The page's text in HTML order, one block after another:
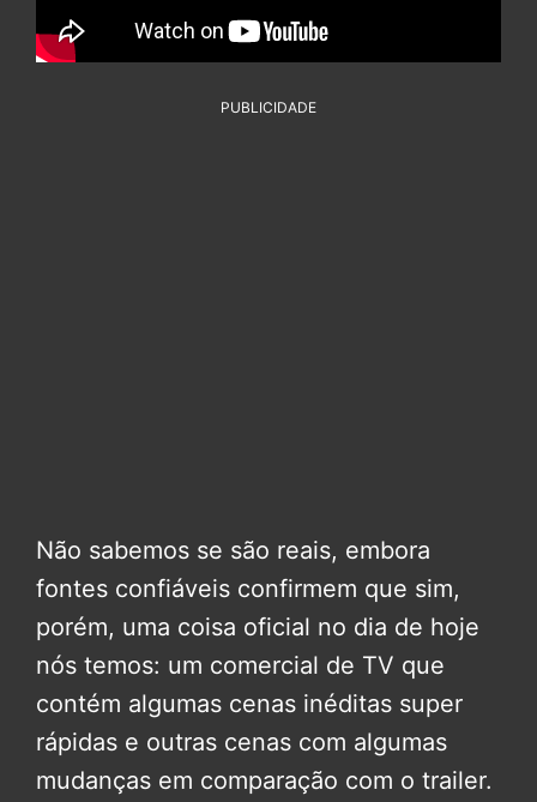
PUBLICIDADE
Não sabemos se são reais, embora
fontes confiáveis confirmem que sim,
porém, uma coisa oficial no dia de hoje
nós temos: um comercial de TV que
contém algumas cenas inéditas super
rápidas e outras cenas com algumas
mudanças em comparação com o trailer.